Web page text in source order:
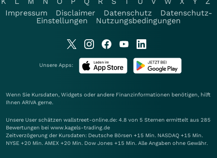
Impressum
Disclaimer Datenschutz
Datenschutz-
Einstellungen
Nutzungsbedingungen
Unsere Apps:
Wenn Sie Kursdaten, Widgets oder andere Finanzinformationen benötigen, hilft
Ihnen ARIVA gerne.
Unsere User schätzen wallstreet-online.de: 4.8 von 5 Sternen ermittelt aus 285
Bewertungen bei www.kagels-trading.de
Zeitverzögerung der Kursdaten: Deutsche Börsen +15 Min. NASDAQ +15 Min.
NYSE +20 Min. AMEX +20 Min. Dow Jones +15 Min. Alle Angaben ohne Gewähr.